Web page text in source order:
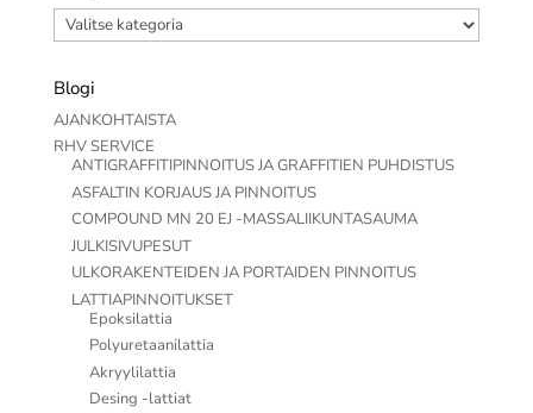
Kategoriat
Blogi
AJANKOHTAISTA
RHV SERVICE
ANTIGRAFFITIPINNOITUS JA GRAFFITIEN PUHDISTUS
ASFALTIN KORJAUS JA PINNOITUS
COMPOUND MN 20 EJ -MASSALIIKUNTASAUMA
JULKISIVUPESUT
ULKORAKENTEIDEN JA PORTAIDEN PINNOITUS
LATTIAPINNOITUKSET
Epoksilattia
Polyuretaanilattia
Akryylilattia
Desing -lattiat